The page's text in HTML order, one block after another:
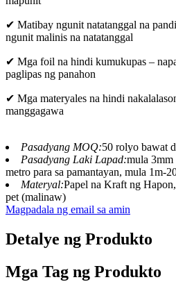
✔ Matibay ngunit natatanggal na
ngunit malinis na natatanggal
✔ Mga foil na hindi kumukupas –
paglipas ng panahon
✔ Mga materyales na hindi
manggagawa
Pasadyang MOQ:50 rolyo bawat
Pasadyang Laki Lapad:mula 3mm
metro para sa pamantayan, mula 1m-
Materyal:Papel na Kraft ng
pet (malinaw)
Magpadala ng email sa amin
Detalye ng Produkto
Mga Tag ng Produkto